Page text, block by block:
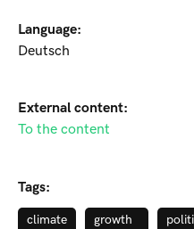
Language:
Deutsch
External content:
To the content
Tags:
climate
growth